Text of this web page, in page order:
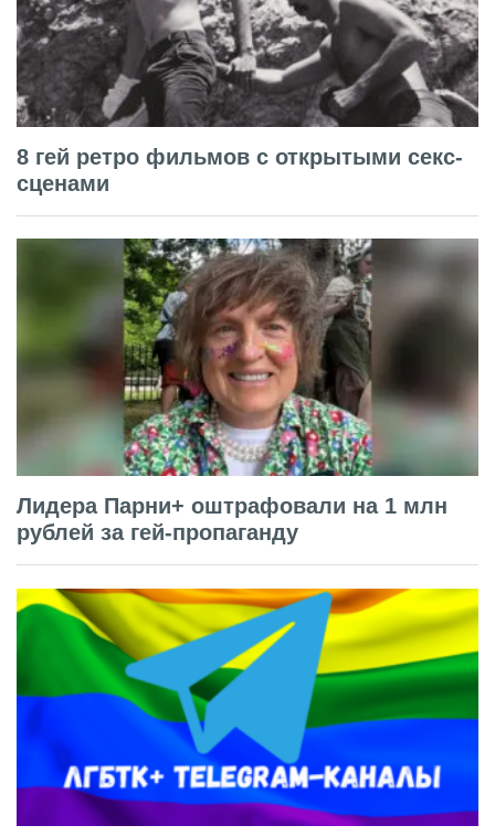
8 гей ретро фильмов с открытыми секс-
сценами
Лидера Парни+ оштрафовали на 1 млн
рублей за гей-пропаганду